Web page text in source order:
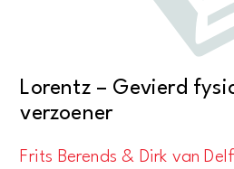
Lorentz – Gevierd
verzoener
Frits Berends & Dirk van